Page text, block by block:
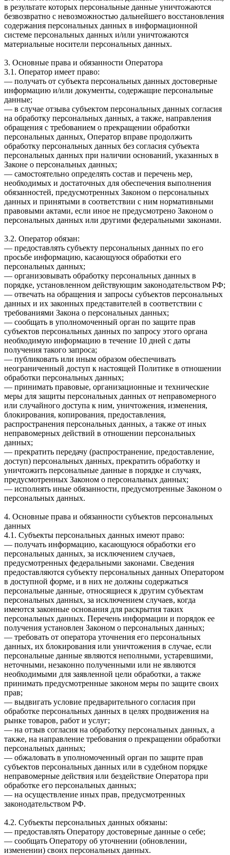
в результате которых персональные данные уничтожаются
безвозвратно с невозможностью дальнейшего восстановления
содержания персональных данных в информационной
системе персональных данных и/или уничтожаются
материальные носители персональных данных.
3. Основные права и обязанности Оператора
3.1. Оператор имеет право:
— получать от субъекта персональных данных достоверные
информацию и/или документы, содержащие персональные
данные;
— в случае отзыва субъектом персональных данных согласия
на обработку персональных данных, а также, направления
обращения с требованием о прекращении обработки
персональных данных, Оператор вправе продолжить
обработку персональных данных без согласия субъекта
персональных данных при наличии оснований, указанных в
Законе о персональных данных;
— самостоятельно определять состав и перечень мер,
необходимых и достаточных для обеспечения выполнения
обязанностей, предусмотренных Законом о персональных
данных и принятыми в соответствии с ним нормативными
правовыми актами, если иное не предусмотрено Законом о
персональных данных или другими федеральными законами.
3.2. Оператор обязан:
— предоставлять субъекту персональных данных по его
просьбе информацию, касающуюся обработки его
персональных данных;
— организовывать обработку персональных данных в
порядке, установленном действующим законодательством РФ;
— отвечать на обращения и запросы субъектов персональных
данных и их законных представителей в соответствии с
требованиями Закона о персональных данных;
— сообщать в уполномоченный орган по защите прав
субъектов персональных данных по запросу этого органа
необходимую информацию в течение 10 дней с даты
получения такого запроса;
— публиковать или иным образом обеспечивать
неограниченный доступ к настоящей Политике в отношении
обработки персональных данных;
— принимать правовые, организационные и технические
меры для защиты персональных данных от неправомерного
или случайного доступа к ним, уничтожения, изменения,
блокирования, копирования, предоставления,
распространения персональных данных, а также от иных
неправомерных действий в отношении персональных
данных;
— прекратить передачу (распространение, предоставление,
доступ) персональных данных, прекратить обработку и
уничтожить персональные данные в порядке и случаях,
предусмотренных Законом о персональных данных;
— исполнять иные обязанности, предусмотренные Законом о
персональных данных.
4. Основные права и обязанности субъектов персональных
данных
4.1. Субъекты персональных данных имеют право:
— получать информацию, касающуюся обработки его
персональных данных, за исключением случаев,
предусмотренных федеральными законами. Сведения
предоставляются субъекту персональных данных Оператором
в доступной форме, и в них не должны содержаться
персональные данные, относящиеся к другим субъектам
персональных данных, за исключением случаев, когда
имеются законные основания для раскрытия таких
персональных данных. Перечень информации и порядок ее
получения установлен Законом о персональных данных;
— требовать от оператора уточнения его персональных
данных, их блокирования или уничтожения в случае, если
персональные данные являются неполными, устаревшими,
неточными, незаконно полученными или не являются
необходимыми для заявленной цели обработки, а также
принимать предусмотренные законом меры по защите своих
прав;
— выдвигать условие предварительного согласия при
обработке персональных данных в целях продвижения на
рынке товаров, работ и услуг;
— на отзыв согласия на обработку персональных данных, а
также, на направление требования о прекращении обработки
персональных данных;
— обжаловать в уполномоченный орган по защите прав
субъектов персональных данных или в судебном порядке
неправомерные действия или бездействие Оператора при
обработке его персональных данных;
— на осуществление иных прав, предусмотренных
законодательством РФ.
4.2. Субъекты персональных данных обязаны:
— предоставлять Оператору достоверные данные о себе;
— сообщать Оператору об уточнении (обновлении,
изменении) своих персональных данных.